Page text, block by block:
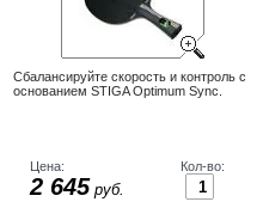
Сбалансируйте скорость и контроль с
основанием STIGA Optimum Sync.
Цена:
2 645 руб.
Кол-во: